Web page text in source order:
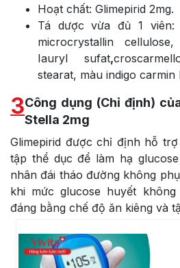
Hoạt chất: Glimepirid 2mg.
Tá dược vừa đủ 1 viên:
microcrystallin
Iauryl sufat,
stearat, màu indigo carmin
3Công dụng (Chỉ định)
Stella 2mg
Glimepirid được chỉ định hỗ
tập thể dục để làm hạ
nhân đái tháo đường không
khi mức glucose huyết
đáng bằng chế độ ăn kiêng và